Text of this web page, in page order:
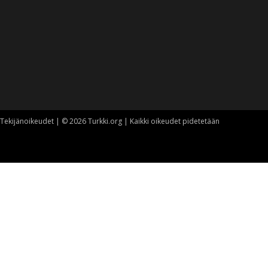
Tekijänoikeudet | © 2026 Turkki.org | Kaikki oikeudet pidetetään